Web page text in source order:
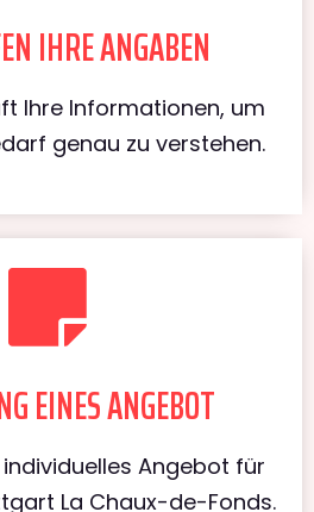
IHRE ANGABEN
Ihre Informationen, um
genau zu verstehen.
EINES ANGEBOT
Angebot für
La Chaux-de-Fonds.